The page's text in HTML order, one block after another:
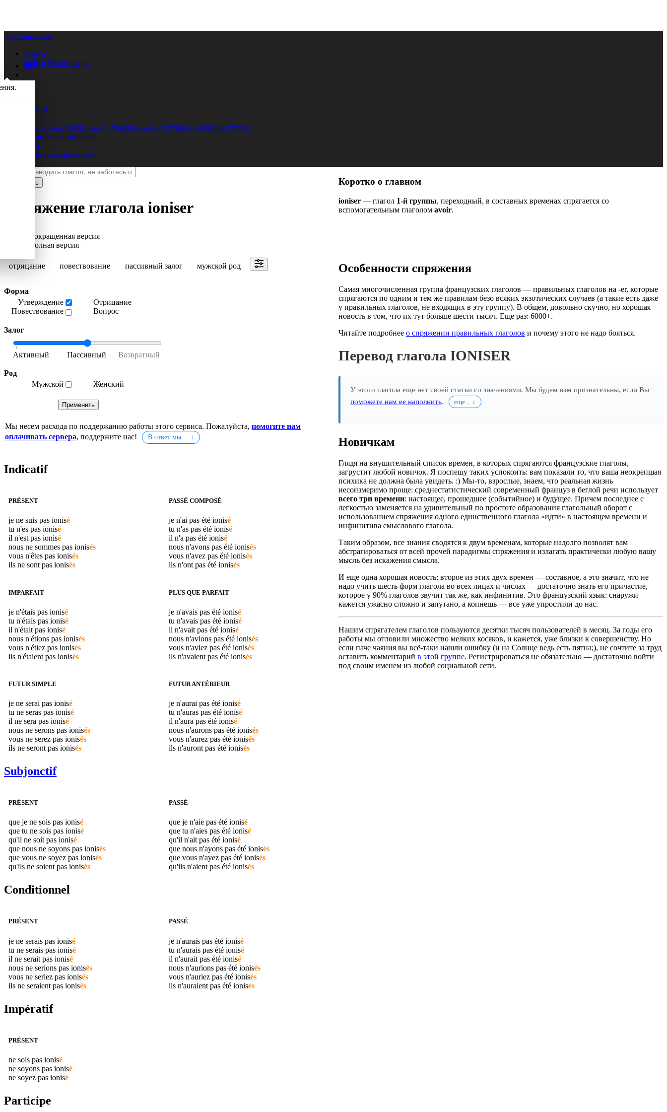
Le-Francais.ru
Войти
Войти Регистрация
Форум
Уроки
Уроки 1—5 Уроки 6—59 Уроки 61—312 Отзывы и истории успеха
Спряжение глаголов
FAQ
Французский онлайн
Спряжение глагола ioniser
Сокращенная версия
Полная версия
отрицание повествование пассивный залог мужской род
Форма
Утверждение
Повествование
Отрицание
Вопрос
Залог
Род
Мужской
Женский
Мы несем расхода по поддержанию работы этого сервиса. Пожалуйста, помогите нам
оплачивать сервера, поддержите нас! В ответ мы…
Indicatif
PRÉSENT
je ne suis pas ionisé
tu n'es pas ionisé
il n'est pas ionisé
nous ne sommes pas ionisés
vous n'êtes pas ionisés
ils ne sont pas ionisés
PASSÉ COMPOSÉ
je n'ai pas été ionisé
tu n'as pas été ionisé
il n'a pas été ionisé
nous n'avons pas été ionisés
vous n'avez pas été ionisés
ils n'ont pas été ionisés
IMPARFAIT
je n'étais pas ionisé
tu n'étais pas ionisé
il n'était pas ionisé
nous n'étions pas ionisés
vous n'étiez pas ionisés
ils n'étaient pas ionisés
PLUS QUE PARFAIT
je n'avais pas été ionisé
tu n'avais pas été ionisé
il n'avait pas été ionisé
nous n'avions pas été ionisés
vous n'aviez pas été ionisés
ils n'avaient pas été ionisés
FUTUR SIMPLE
je ne serai pas ionisé
tu ne seras pas ionisé
il ne sera pas ionisé
nous ne serons pas ionisés
vous ne serez pas ionisés
ils ne seront pas ionisés
FUTUR ANTÉRIEUR
je n'aurai pas été ionisé
tu n'auras pas été ionisé
il n'aura pas été ionisé
nous n'aurons pas été ionisés
vous n'aurez pas été ionisés
ils n'auront pas été ionisés
Subjonctif
PRÉSENT
que je ne sois pas ionisé
que tu ne sois pas ionisé
qu'il ne soit pas ionisé
que nous ne soyons pas ionisés
que vous ne soyez pas ionisés
qu'ils ne soient pas ionisés
PASSÉ
que je n'aie pas été ionisé
que tu n'aies pas été ionisé
qu'il n'ait pas été ionisé
que nous n'ayons pas été ionisés
que vous n'ayez pas été ionisés
qu'ils n'aient pas été ionisés
Conditionnel
PRÉSENT
je ne serais pas ionisé
tu ne serais pas ionisé
il ne serait pas ionisé
nous ne serions pas ionisés
vous ne seriez pas ionisés
ils ne seraient pas ionisés
PASSÉ
je n'aurais pas été ionisé
tu n'aurais pas été ionisé
il n'aurait pas été ionisé
nous n'aurions pas été ionisés
vous n'auriez pas été ionisés
ils n'auraient pas été ionisés
Impératif
PRÉSENT
ne sois pas ionisé
ne soyons pas ionisé
ne soyez pas ionisé
Participe
Коротко о главном
ioniser — глагол 1-й группы, переходный, в составных временах спрягается со
вспомогательным глаголом avoir.
Особенности спряжения
Самая многочисленная группа французских глаголов — правильных глаголов на -er, которые
спрягаются по одним и тем же правилам безо всяких экзотических случаев (а такие есть даже
у правильных глаголов, не входящих в эту группу). В общем, довольно скучно, но хорошая
новость в том, что их тут больше шести тысяч. Еще раз: 6000+.
Читайте подробнее о спряжении правильных глаголов и почему этого не надо бояться.
Перевод глагола IONISER
У этого глагола еще нет своей статьи со значениями. Мы будем вам признательны, если Вы
поможете нам ее наполнить. еще...
Новичкам
Глядя на внушительный список времен, в которых спрягаются французские глаголы,
загрустит любой новичок. Я поспешу таких успокоить: вам показали то, что ваша неокрепшая
психика не должна была увидеть. :) Мы-то, взрослые, знаем, что реальная жизнь
несоизмеримо проще: среднестатистический современный француз в беглой речи использует
всего три времени: настоящее, прошедшее (событийное) и будущее. Причем последнее с
легкостью заменяется на удивительный по простоте образования глагольный оборот с
использованием спряжения одного единственного глагола «идти» в настоящем времени и
инфинитива смыслового глагола.
Таким образом, все знания сводятся к двум временам, которые надолго позволят вам
абстрагироваться от всей прочей парадигмы спряжения и излагать практически любую вашу
мысль без искажения смысла.
И еще одна хорошая новость: второе из этих двух времен — составное, а это значит, что не
надо учить шесть форм глагола во всех лицах и числах — достаточно знать его причастие,
которое у 90% глаголов звучит так же, как инфинитив. Это французский язык: снаружи
кажется ужасно сложно и запутано, а копнешь — все уже упростили до нас.
Нашим спрягателем глаголов пользуются десятки тысяч пользователей в месяц. За годы его
работы мы отловили множество мелких косяков, и кажется, уже близки к совершенству. Но
если паче чаяния вы всё-таки нашли ошибку (и на Солнце ведь есть пятна;), не сочтите за труд
оставить комментарий в этой группе. Регистрироваться не обязательно — достаточно войти
под своим именем из любой социальной сети.